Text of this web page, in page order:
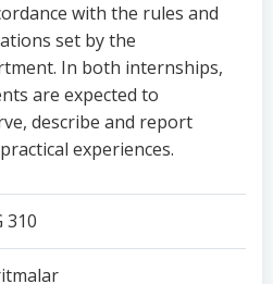
with the rules and
set by the
In both internships,
are expected to
describe and report
experiences.
310